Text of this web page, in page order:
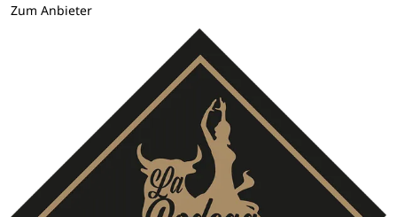
Zum Anbieter